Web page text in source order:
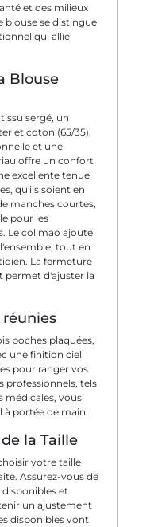
et des milieux
blouse se distingue
qui allie
Blouse
sergé, un
et coton (65/35),
et une
offre un confort
excellente tenue
qu'ils soient en
manches courtes,
pour les
Le col mao ajoute
tout en
La fermeture
permet d'ajuster la
poches plaquées,
une finition ciel
pour ranger vos
professionnels, tels
médicales, vous
à portée de main.
la Taille
votre taille
Assurez-vous de
et
un ajustement
disponibles vont